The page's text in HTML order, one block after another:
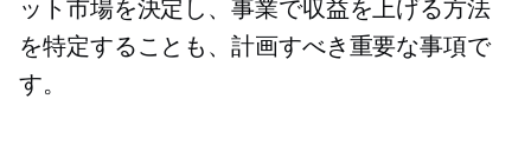
ット市場を決定し、事業で収益を上げる方法
を特定することも、計画すべき重要な事項で
す。